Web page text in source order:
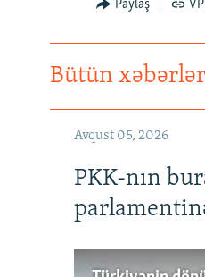
Paylaş
Bütün
Avqust 05, 2026
PKK-nın